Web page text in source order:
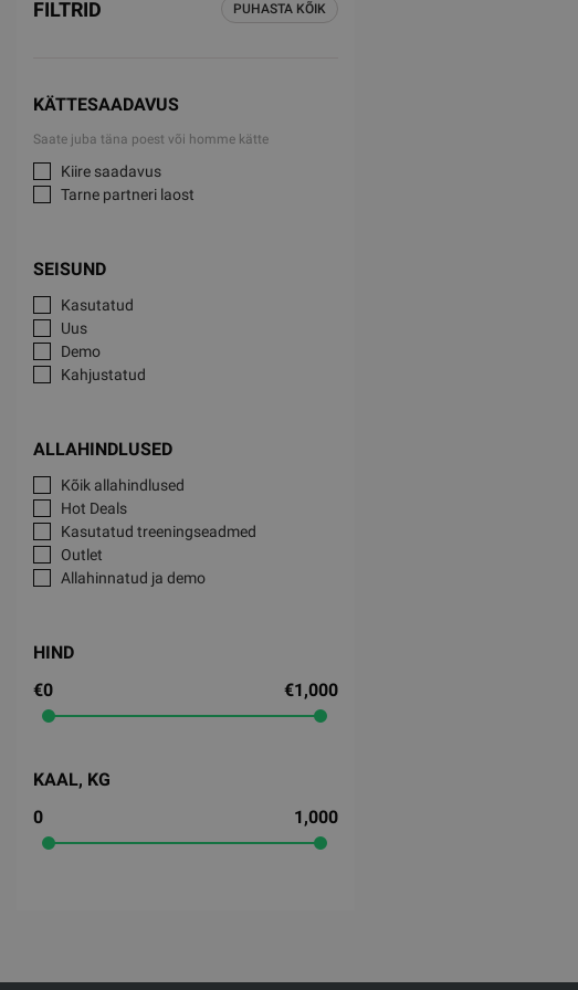
FILTRID PUHASTA KÕIK
KÄTTESAADAVUS
Saate juba täna poest või homme kätte
Kiire saadavus
Tarne partneri laost
SEISUND
Kasutatud
Uus
Demo
Kahjustatud
ALLAHINDLUSED
Kõik allahindlused
Hot Deals
Kasutatud treeningseadmed
Outlet
Allahinnatud ja demo
HIND
€0
€1,000
KAAL, KG
0
1,000